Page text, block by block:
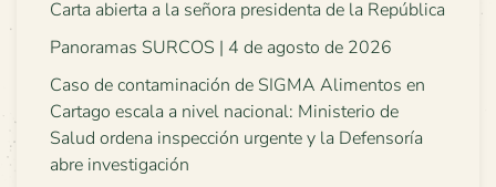
Carta abierta a la señora presidenta de la República
Panoramas SURCOS | 4 de agosto de 2026
Caso de contaminación de SIGMA Alimentos en
Cartago escala a nivel nacional: Ministerio de
Salud ordena inspección urgente y la Defensoría
abre investigación